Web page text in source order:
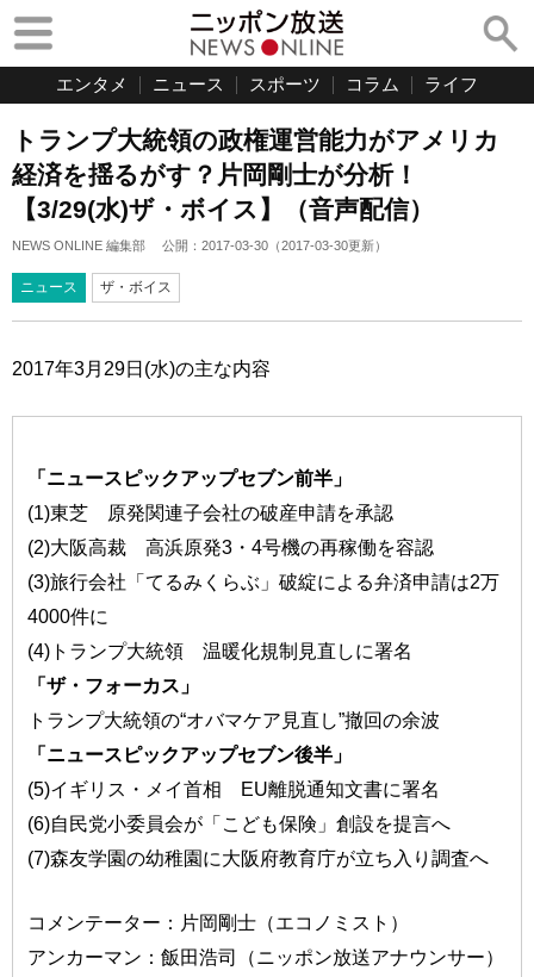
エンタメ ニュース スポーツ コラム ライフ
トランプ大統領の政権運営能力がアメリカ
経済を揺るがす？片岡剛士が分析！
【3/29(水)ザ・ボイス】（音声配信）
NEWS ONLINE 編集部 公開： 2017-03-30 （2017-03-30更新）
ニュース ザ・ボイス
2017年3月29日(水)の主な内容
「ニュースピックアップセブン前半」
(1)東芝 原発関連子会社の破産申請を承認
(2)大阪高裁 高浜原発3・4号機の再稼働を容認
(3)旅行会社「てるみくらぶ」破綻による弁済申請は2万
4000件に
(4)トランプ大統領 温暖化規制見直しに署名
「ザ・フォーカス」
トランプ大統領の“オバマケア見直し”撤回の余波
「ニュースピックアップセブン後半」
(5)イギリス・メイ首相 EU離脱通知文書に署名
(6)自民党小委員会が「こども保険」創設を提言へ
(7)森友学園の幼稚園に大阪府教育庁が立ち入り調査へ
コメンテーター：片岡剛士（エコノミスト）
アンカーマン：飯田浩司（ニッポン放送アナウンサー）